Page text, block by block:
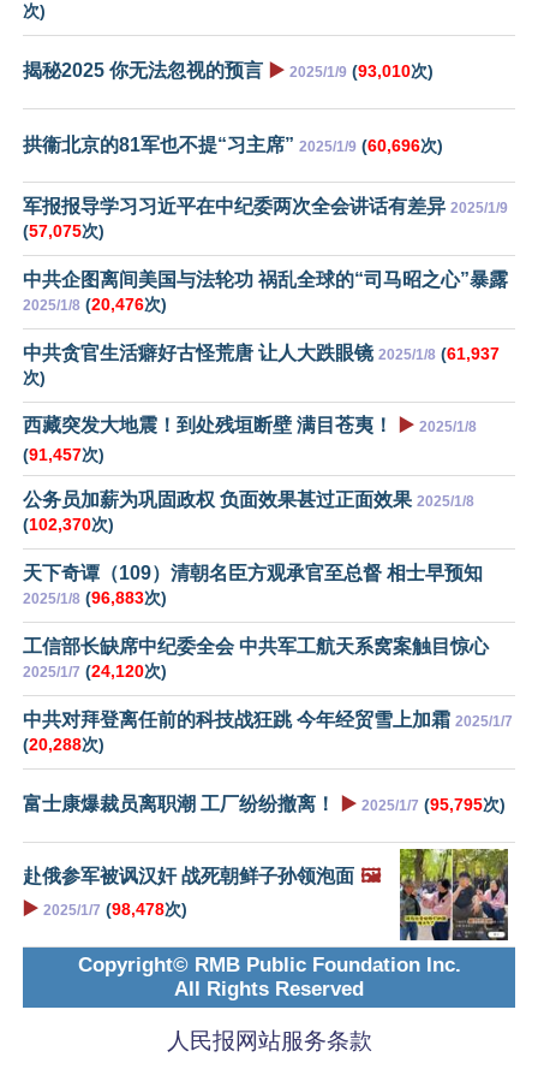
次)
揭秘2025 你无法忽视的预言 ▶️ 2025/1/9 (93,010次)
拱衞北京的81军也不提“习主席” 2025/1/9 (60,696次)
军报报导学习习近平在中纪委两次全会讲话有差异 2025/1/9
(57,075次)
中共企图离间美国与法轮功 祸乱全球的“司马昭之心”暴露
2025/1/8 (20,476次)
中共贪官生活癖好古怪荒唐 让人大跌眼镜 2025/1/8 (61,937
次)
西藏突发大地震！到处残垣断壁 满目苍夷！ ▶️ 2025/1/8
(91,457次)
公务员加薪为巩固政权 负面效果甚过正面效果 2025/1/8
(102,370次)
天下奇谭（109）清朝名臣方观承官至总督 相士早预知
2025/1/8 (96,883次)
工信部长缺席中纪委全会 中共军工航天系窝案触目惊心
2025/1/7 (24,120次)
中共对拜登离任前的科技战狂跳 今年经贸雪上加霜 2025/1/7
(20,288次)
富士康爆裁员离职潮 工厂纷纷撤离！ ▶️ 2025/1/7 (95,795次)
赴俄参军被讽汉奸 战死朝鲜子孙领泡面 🖼️
▶️ 2025/1/7 (98,478次)
Copyright© RMB Public Foundation Inc.
All Rights Reserved
人民报网站服务条款